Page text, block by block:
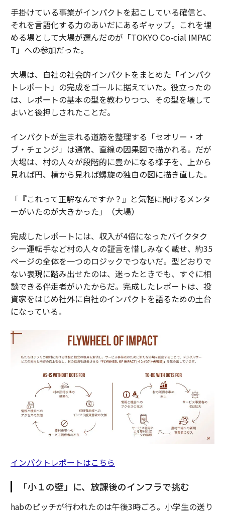
手掛けている事業がインパクトを起こしている確信と、
それを言語化する力のあいだにあるギャップ。これを埋
める場として大場が選んだのが「TOKYO Co-cial IMPAC
T」への参加だった。
大場は、自社の社会的インパクトをまとめた「インパク
トレポート」の完成をゴールに据えていた。役立ったの
は、レポートの基本の型を教わりつつ、その型を壊して
よいと後押しされたことだ。
インパクトが生まれる道筋を整理する「セオリー・オ
ブ・チェンジ」は通常、直線の因果図で描かれる。だが
大場は、村の人々が段階的に豊かになる様子を、上から
見れば円、横から見れば螺旋の独自の図に描き直した。
「『これって正解なんですか？』と気軽に聞けるメンタ
ーがいたのが大きかった」（大場）
完成したレポートには、収入が4倍になったバイクタク
シー運転手など村の人々の証言を惜しみなく載せ、約35
ページの全体を一つのロジックでつないだ。型どおりで
ない表現に踏み出せたのは、迷ったときでも、すぐに相
談できる伴走者がいたからだ。完成したレポートは、投
資家をはじめ社外に自社のインパクトを語るための土台
になっている。
インパクトレポートはこちら
「小１の壁」に、放課後のインフラで挑む
habのピッチが行われたのは午後3時ごろ。小学生の送り